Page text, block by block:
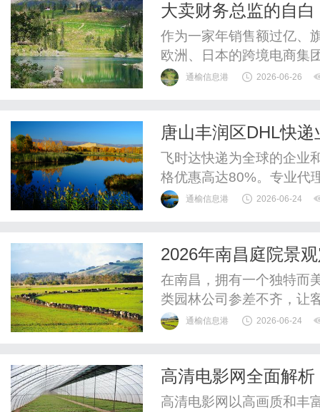
称“压款”）。面对这种突
大卖财务总监的自
跨境现金流的？
作为一家年销售额过亿、
欧洲、日本的跨境电商集
却很少有人知道我们后端
百个店铺错综复杂的日常
通榆信息港 2026-06-26
唐山丰润区DHL快
对照
飞时达快递为全球的企业
格优惠高达80%。专业代
递、UPS国际快递、
尤为关键。DHL快递电话
通榆信息港 2026-06-24
2026年南昌庭院景
出新高度！
在南昌，拥有一个独特而
类园林公司参差不齐，让
时感到无从下手。今天
往往会面临多个环节衔接
通榆信息港 2026-06-24
高清电影网全面解
高清电影网以高画质和丰